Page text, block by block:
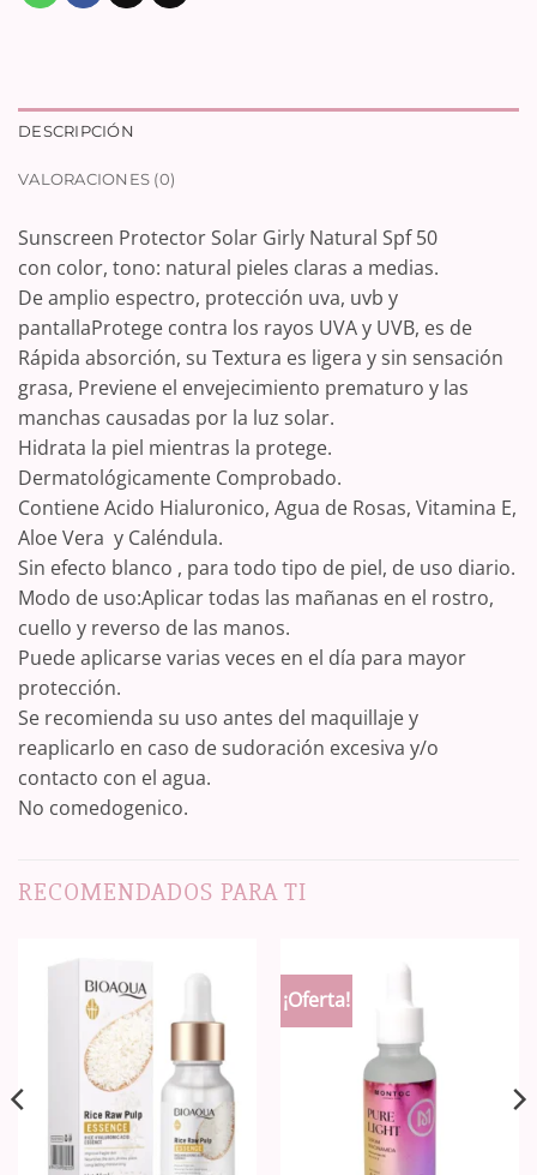
DESCRIPCIÓN
VALORACIONES (0)
Sunscreen Protector Solar Girly Natural Spf 50
con color, tono: natural pieles claras a medias.
De amplio espectro, protección uva, uvb y
pantallaProtege contra los rayos UVA y UVB, es de
Rápida absorción, su Textura es ligera y sin sensación
grasa, Previene el envejecimiento prematuro y las
manchas causadas por la luz solar.
Hidrata la piel mientras la protege.
Dermatológicamente Comprobado.
Contiene Acido Hialuronico, Agua de Rosas, Vitamina E,
Aloe Vera y Caléndula.
Sin efecto blanco , para todo tipo de piel, de uso diario.
Modo de uso:Aplicar todas las mañanas en el rostro,
cuello y reverso de las manos.
Puede aplicarse varias veces en el día para mayor
protección.
Se recomienda su uso antes del maquillaje y
reaplicarlo en caso de sudoración excesiva y/o
contacto con el agua.
No comedogenico.
RECOMENDADOS PARA TI
¡Oferta!